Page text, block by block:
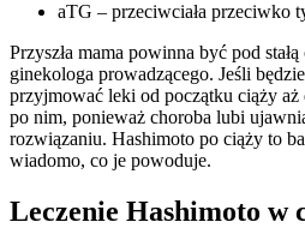
aTG – przeciwciała przeciwko
Przyszła mama powinna być pod
ginekologa prowadzącego. Jeśli
przyjmować leki od początku ciąży aż
po nim, ponieważ choroba lubi
rozwiązaniu. Hashimoto po ciąży to
wiadomo, co je powoduje.
Leczenie Hashimoto w